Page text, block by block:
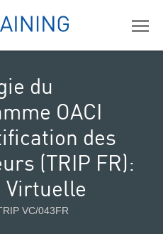
du
OACI
des
(TRIP FR):
Virtuelle
VC/043FR